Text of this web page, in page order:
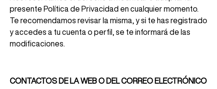
presente Política de Privacidad en cualquier momento.
Te recomendamos revisar la misma, y si te has registrado
y accedes a tu cuenta o perfil, se te informará de las
modificaciones.
CONTACTOS DE LA WEB O DEL CORREO ELECTRÓNICO